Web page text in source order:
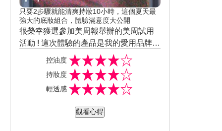
❤❤ 我已經好久都沒有 ，運動後那種流
汗的暢快感 ！ 專業的體驗課程 ，讓我覺
得很新奇 、很愉快 、釋放完壓力、宣洩
後 ，整個人感覺是輕鬆的 ！ 最後Toy老
師也有教大家 ，簡易的伸展運動 ！來舒
緩運動過後緊繃的肌肉 ！ 美麗的時尚健
身部落客咪咪 也非常貼心的提醒大家 ，
做完重訓運動後 ，一定要做適度的拉筋
日運動量不足 & 當晚回家拉筋動作不確
只要2步驟就能清爽持妝10小時，這個夏天最
強大的底妝組合，體驗滿意度大公開
很榮幸獲選參加美周報舉辦的美周試用
活動 ! 這次體驗的產品是我的愛用品牌之
一日本花王公司旗下的蘇菲娜SOFINA P
rimavista 零油光妝前修飾乳 晉級版 + S
OFINA Primavista 輕透裸膚長效粉餅 升
級版 OC05 .
SOFINA Primavista 零油光妝前修飾乳
晉級版 * 連續8年榮獲日本妝前乳市占率
第一名 ! 它與漾緁的不同就是 " 進化蛻變
耐皮脂的妝前修飾乳技術 " ! 經過實驗證
增加130% .不論溫度或濕度高 , 耐皮脂配
控油度
持妝度
輕透感
觀看心得